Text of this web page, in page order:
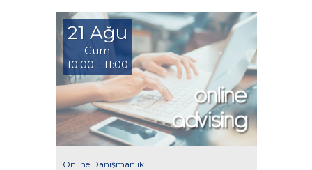
21 Ağu
Cum
10:00 - 11:00
Online Danışmanlık